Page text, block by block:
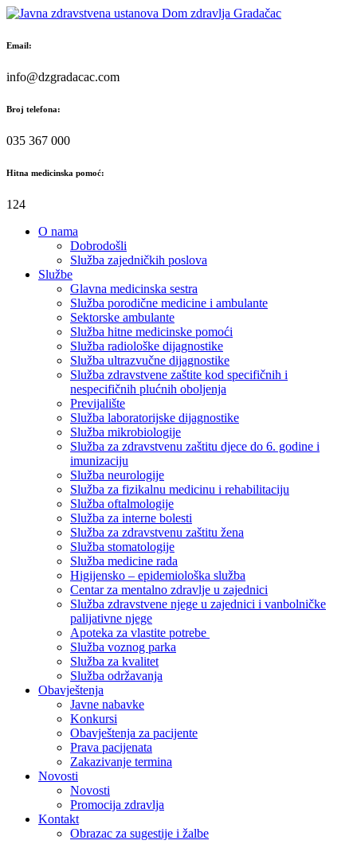
Skip
content
Email:
info@dzgradacac.com
Broj telefona:
035 367 000
Hitna medicinska pomoć:
124
O nama
Dobrodošli
Služba zajedničkih poslova
Službe
Glavna medicinska sestra
Služba porodične medicine i ambulante
Sektorske ambulante
Služba hitne medicinske pomoći
Služba radiološke dijagnostike
Služba ultrazvučne dijagnostike
Služba zdravstvene zaštite kod specifičnih i
nespecifičnih plućnih oboljenja
Previjalište
Služba laboratorijske dijagnostike
Služba mikrobiologije
Služba za zdravstvenu zaštitu djece do 6. godine i
imunizaciju
Služba neurologije
Služba za fizikalnu medicinu i rehabilitaciju
Služba oftalmologije
Služba za interne bolesti
Služba za zdravstvenu zaštitu žena
Služba stomatologije
Služba medicine rada
Higijensko – epidemiološka služba
Centar za mentalno zdravlje u zajednici
Služba zdravstvene njege u zajednici i vanbolničke
palijativne njege
Apoteka za vlastite potrebe
Služba voznog parka
Služba za kvalitet
Služba održavanja
Obavještenja
Javne nabavke
Konkursi
Obavještenja za pacijente
Prava pacijenata
Zakazivanje termina
Novosti
Novosti
Promocija zdravlja
Kontakt
Obrazac za sugestije i žalbe